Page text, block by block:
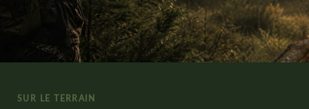
SUR LE TERRAIN